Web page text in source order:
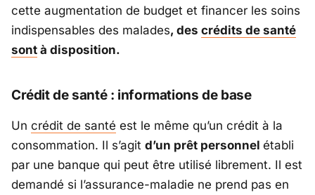
cette augmentation de budget et financer les soins
indispensables des malades, des crédits de santé
sont à disposition.
Crédit de santé : informations de base
Un crédit de santé est le même qu’un crédit à la
consommation. Il s’agit d’un prêt personnel établi
par une banque qui peut être utilisé librement. Il est
demandé si l’assurance-maladie ne prend pas en